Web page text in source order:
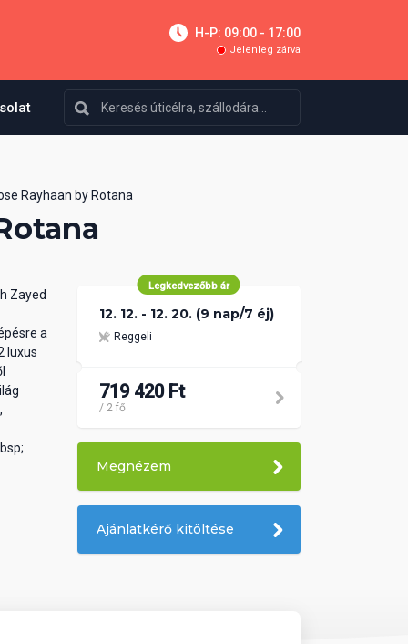
H-P: 09:00 - 17:00
Jelenleg zárva
Rayhaan by Rotana
Zayed
a
luxus
Legkedvezőbb ár
12. 12. - 12. 20. (9 nap/7 éj)
Reggeli
719 420 Ft
/ 2 fő
Megnézem
Ajánlatkérő kitöltése